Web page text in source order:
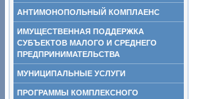
АНТИМОНОПОЛЬНЫЙ КОМПЛАЕНС
ИМУЩЕСТВЕННАЯ ПОДДЕРЖКА
СУБЪЕКТОВ МАЛОГО И СРЕДНЕГО
ПРЕДПРИНИМАТЕЛЬСТВА
МУНИЦИПАЛЬНЫЕ УСЛУГИ
ПРОГРАММЫ КОМПЛЕКСНОГО